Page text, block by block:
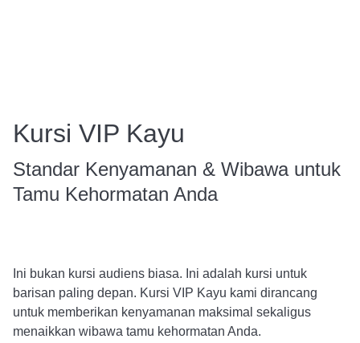
Kursi VIP Kayu
Standar Kenyamanan & Wibawa untuk
Tamu Kehormatan Anda
Ini bukan kursi audiens biasa. Ini adalah kursi untuk
barisan paling depan. Kursi VIP Kayu kami dirancang
untuk memberikan kenyamanan maksimal sekaligus
menaikkan wibawa tamu kehormatan Anda.